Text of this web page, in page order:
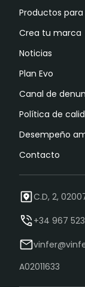
Productos
Crea tu marca
Noticias
Plan Evo
Canal de
Política de
Desempeño
Contacto
C.D, 2,
+34 967 523
A02011633